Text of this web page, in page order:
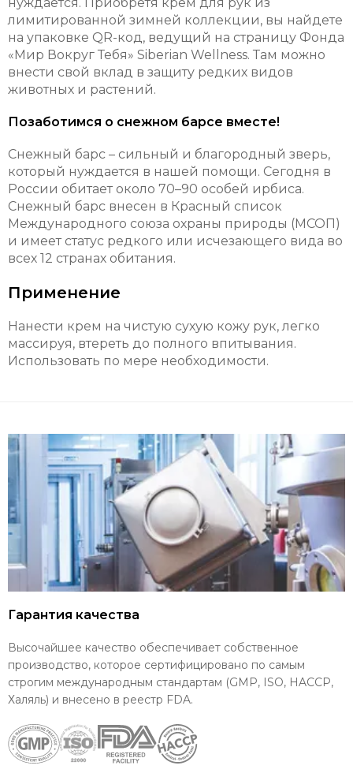
лимитированной зимней коллекции, вы найдете
на упаковке QR-код, ведущий на страницу Фонда
«Мир Вокруг Тебя» Siberian Wellness. Там можно
внести свой вклад в защиту редких видов
животных и растений.
Позаботимся о снежном барсе вместе!
Снежный барс – сильный и благородный зверь,
который нуждается в нашей помощи. Сегодня в
России обитает около 70–90 особей ирбиса.
Снежный барс внесен в Красный список
Международного союза охраны природы (МСОП)
и имеет статус редкого или исчезающего вида во
всех 12 странах обитания.
Применение
Нанести крем на чистую сухую кожу рук, легко
массируя, втереть до полного впитывания.
Использовать по мере необходимости.
Гарантия качества
Высочайшее качество обеспечивает собственное
производство, которое сертифицировано по самым
строгим международным стандартам (GMP, ISO, HACCP,
Халяль) и внесено в реестр FDA.